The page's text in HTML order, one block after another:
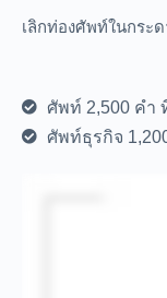
เลิกท่องศัพท์ในกระ
ศัพท์ 2,500 คำ
ศัพท์ธุรกิจ